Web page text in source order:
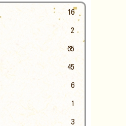
16
2
65
45
6
1
3